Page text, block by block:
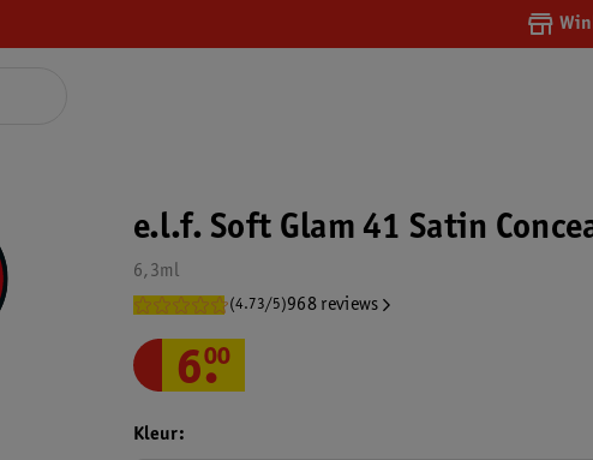
e.l.f. Soft Glam 41 Satin
6,3ml
(4.73/5)968 reviews
6.
00
Kleur